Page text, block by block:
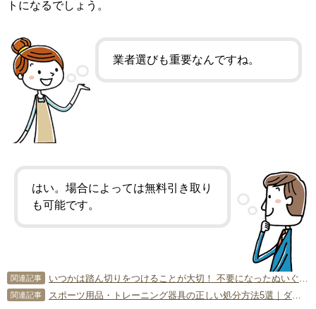
トになるでしょう。
業者選びも重要なんですね。
はい。場合によっては無料引き取り
も可能です。
関連記事 いつかは踏ん切りをつけることが大切！ 不要になったぬいぐるみの処分方法は？
関連記事 スポーツ用品・トレーニング器具の正しい処分方法5選｜ダンベルやゴルフクラブの捨て方